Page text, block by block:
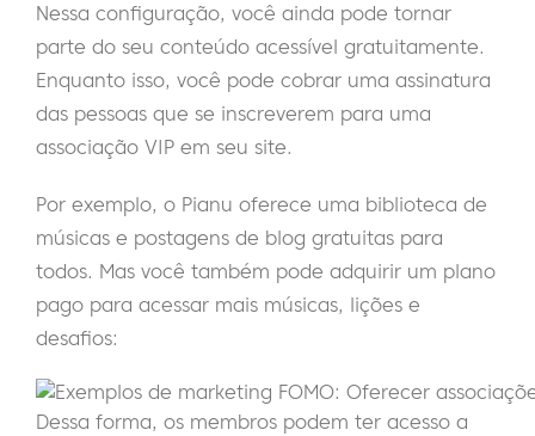
Nessa configuração, você ainda pode tornar
parte do seu conteúdo acessível gratuitamente.
Enquanto isso, você pode cobrar uma assinatura
das pessoas que se inscreverem para uma
associação VIP em seu site.
Por exemplo, o Pianu oferece uma biblioteca de
músicas e postagens de blog gratuitas para
todos. Mas você também pode adquirir um plano
pago para acessar mais músicas, lições e
desafios:
Dessa forma, os membros podem ter acesso a